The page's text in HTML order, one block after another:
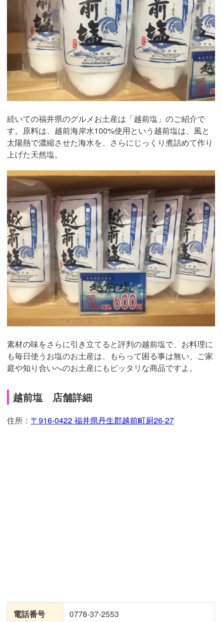
続いての福井県のグルメお土産は「越前塩」のご紹介で
す。原料は、越前海岸水100%使用という越前塩は、風と
太陽熱で濃縮させた海水を、さらにじっくり煮詰めて作り
上げた天然塩。
素材の味をさらに引き立てると評判の越前塩で、お料理に
も毎日使うお塩のお土産は、もらって困る事は無い、ご家
庭や知り合いへのお土産にもピッタリな商品ですよ。
越前塩 店舗詳細
住所： 〒916-0422 福井県丹生郡越前町厨26-27
電話番号 0778-37-2553